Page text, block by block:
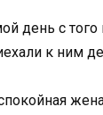
день с того
к ним